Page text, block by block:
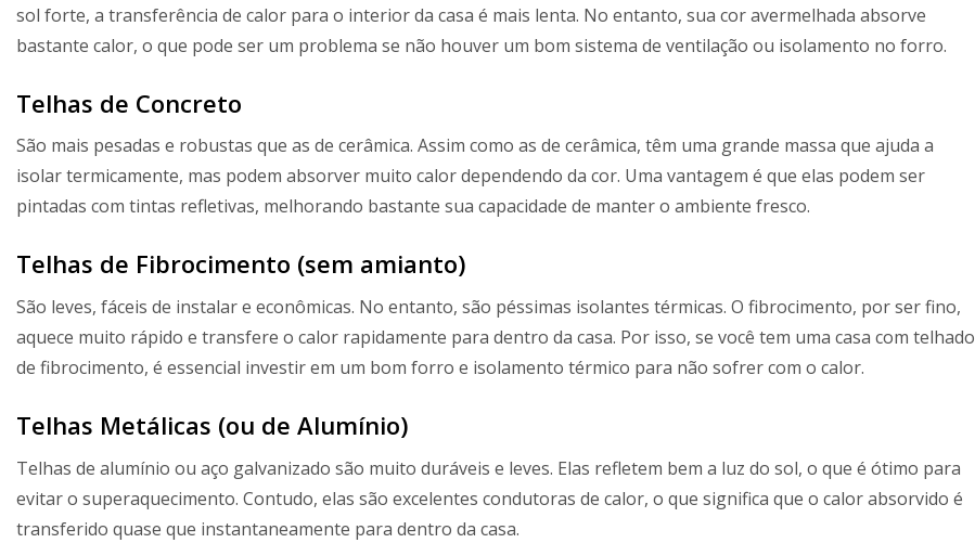
sol forte, a transferência de calor para o interior da casa é mais lenta. No entanto, sua cor avermelhada absorve
bastante calor, o que pode ser um problema se não houver um bom sistema de ventilação ou isolamento no forro.
Telhas de Concreto
São mais pesadas e robustas que as de cerâmica. Assim como as de cerâmica, têm uma grande massa que ajuda a
isolar termicamente, mas podem absorver muito calor dependendo da cor. Uma vantagem é que elas podem ser
pintadas com tintas refletivas, melhorando bastante sua capacidade de manter o ambiente fresco.
Telhas de Fibrocimento (sem amianto)
São leves, fáceis de instalar e econômicas. No entanto, são péssimas isolantes térmicas. O fibrocimento, por ser fino,
aquece muito rápido e transfere o calor rapidamente para dentro da casa. Por isso, se você tem uma casa com telhado
de fibrocimento, é essencial investir em um bom forro e isolamento térmico para não sofrer com o calor.
Telhas Metálicas (ou de Alumínio)
Telhas de alumínio ou aço galvanizado são muito duráveis e leves. Elas refletem bem a luz do sol, o que é ótimo para
evitar o superaquecimento. Contudo, elas são excelentes condutoras de calor, o que significa que o calor absorvido é
transferido quase que instantaneamente para dentro da casa.